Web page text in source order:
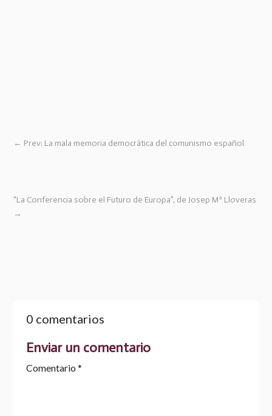
← Prev: La mala memoria democrática del comunismo español
“La Conferencia sobre el Futuro de Europa”, de Josep Mª Lloveras
→
0 comentarios
Enviar un comentario
Comentario *